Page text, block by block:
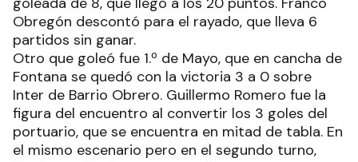
Obregón descontó para el rayado, que lleva 6
partidos sin ganar.
Otro que goleó fue 1.º de Mayo, que en cancha de
Fontana se quedó con la victoria 3 a 0 sobre
Inter de Barrio Obrero. Guillermo Romero fue la
figura del encuentro al convertir los 3 goles del
portuario, que se encuentra en mitad de tabla. En
el mismo escenario pero en el segundo turno,